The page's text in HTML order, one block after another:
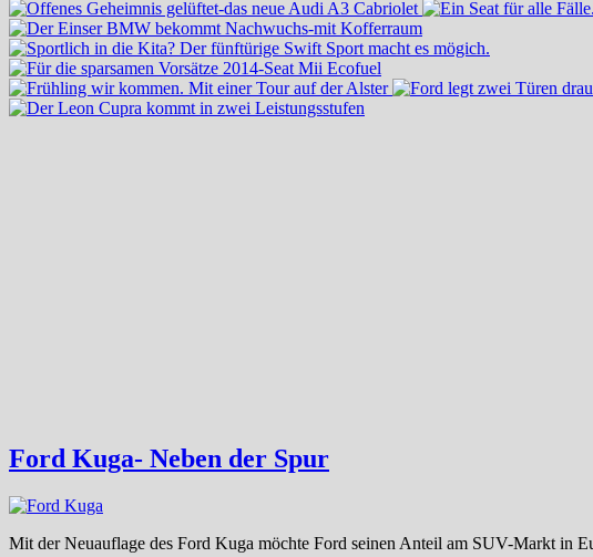
Ford Kuga- Neben der Spur
Mit der Neuauflage des Ford Kuga möchte Ford seinen Anteil am SUV-Markt in